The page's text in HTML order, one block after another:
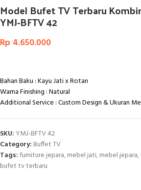
Model Bufet TV Terbaru
YMJ-BFTV 42
Rp 4.650.000
Bahan Baku : Kayu Jati x Rotan
Warna Finishing : Natural
Additional Service : Custom Design & Ukuran
SKU: YMJ-BFTV 42
Category: Buffet TV
Tags:furniture jepara,mebel jati,mebel jepara,
bufet tv terbaru